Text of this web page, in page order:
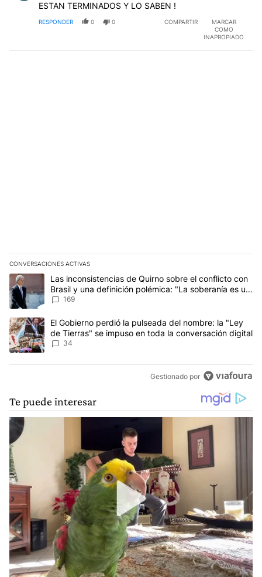
ESTAN TERMINADOS Y LO SABEN !
RESPONDER 0 0 COMPARTIR
MARCAR
COMO
INAPROPIADO
CONVERSACIONES ACTIVAS
Este listado muestra los artículos con más comentarios en los
Un artículo de tendencia con el título "Las inconsistencias de
Las inconsistencias de Quirno sobre el conflicto con
Brasil y una definición polémica: "La soberanía es un
concepto antiguo"
169
Un artículo de tendencia con el título "El Gobierno perdió la
El Gobierno perdió la pulseada del nombre: la "Ley
de Tierras" se impuso en toda la conversación digital
34
Gestionado por